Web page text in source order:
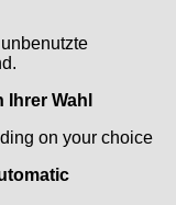
Wahl
on your choice